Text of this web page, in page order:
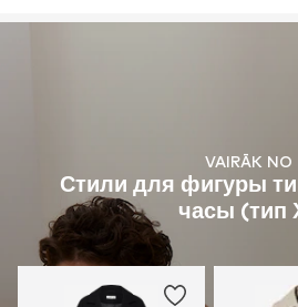
VAIRĀK NO
Стили для фигуры
часы (тип